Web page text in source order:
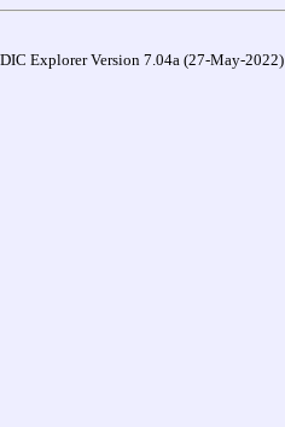
Explorer Version 7.04a (27-May-2022)